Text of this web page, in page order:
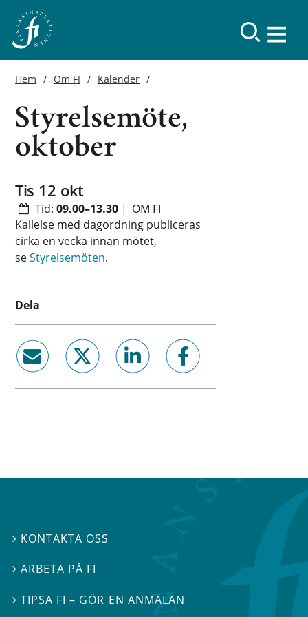
Hem Om FI Kalender
Styrelsemöte,
oktober
tis 12 okt
Tid: 09.00–13.30 | OM FI
Kallelse med dagordning publiceras
cirka en vecka innan mötet,
seStyrelsemöten.
Dela
 KONTAKTA OSS
ARBETA PÅ FI
TIPSA FI – GÖR EN ANMÄLAN